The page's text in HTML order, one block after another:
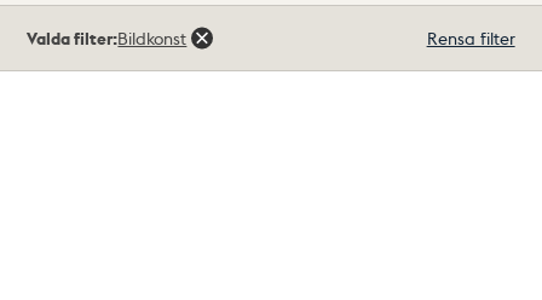
träffar
Valda filter:Bildkonst Rensa filter